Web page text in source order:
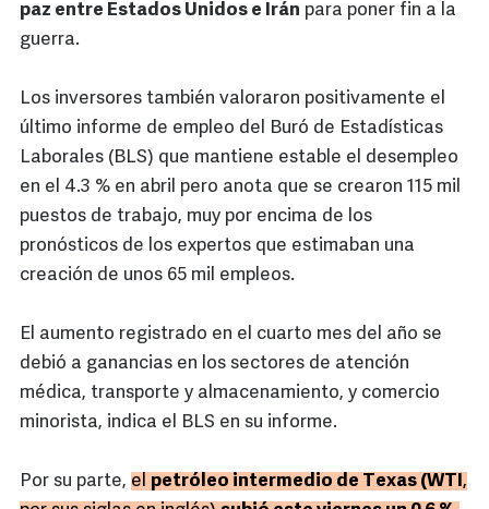
paz entre Estados Unidos e Irán para poner fin a la
guerra.
Los inversores también valoraron positivamente el
último informe de empleo del Buró de Estadísticas
Laborales (BLS) que mantiene estable el desempleo
en el 4.3 % en abril pero anota que se crearon 115 mil
puestos de trabajo, muy por encima de los
pronósticos de los expertos que estimaban una
creación de unos 65 mil empleos.
El aumento registrado en el cuarto mes del año se
debió a ganancias en los sectores de atención
médica, transporte y almacenamiento, y comercio
minorista, indica el BLS en su informe.
Por su parte, el petróleo intermedio de Texas (WTI,